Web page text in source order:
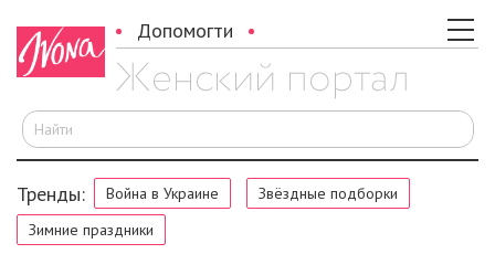
Допомогти
Тренды: Война в Украине
Звёздные подборки
Зимние праздники